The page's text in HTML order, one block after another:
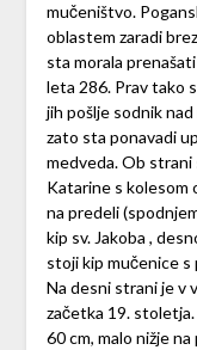
mučeništvo.
oblastem zaradi
sta morala
leta 286. Prav tako
jih pošlje sodnik
zato sta ponavadi
medveda. Ob strani
Katarine s kolesom
na predeli
kip sv. Jakoba ,
stoji kip mučenice s
Na desni strani je v
začetka 19.
60 cm, malo nižje